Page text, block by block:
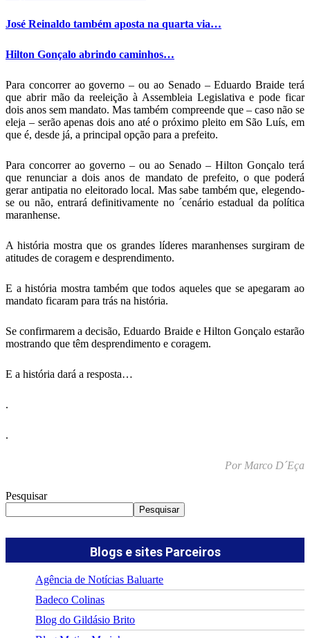
José Reinaldo também aposta na quarta via…
Hilton Gonçalo abrindo caminhos…
Para concorrer ao governo – ou ao Senado – Eduardo Braide terá
que abrir mão da reeleição à Assembleia Legislativa e pode ficar
dois anos sem mandato. Mas também compreende que – caso não se
eleja – serão apenas dois ano até o próximo pleito em São Luís, em
que é, desde já, a principal opção para a prefeito.
Para concorrer ao governo – ou ao Senado – Hilton Gonçalo terá
que renunciar a dois anos de mandato de prefeito, o que poderá
gerar antipatia no eleitorado local. Mas sabe também que, elegendo-
se ou não, entrará definitivamente no ´cenário estadual da política
maranhense.
A história mostra que os grandes líderes maranhenses surgiram de
atitudes de coragem e desprendimento.
E a história mostra também que todos aqueles que se apegaram ao
mandato ficaram para trás na história.
Se confirmarem a decisão, Eduardo Braide e Hilton Gonçalo estarão
mostrando que têm desprendimento e coragem.
E a história dará a resposta…
.
.
Por Marco D´Eça
Pesquisar
Pesquisar
Blogs e sites Parceiros
Agência de Notícias Baluarte
Badeco Colinas
Blog do Gildásio Brito